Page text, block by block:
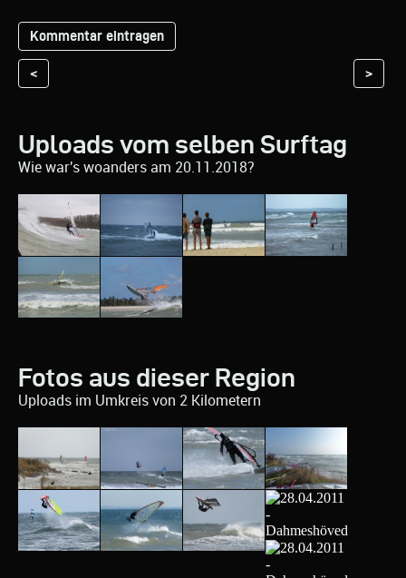
< >
Uploads vom selben Surftag
Wie war's woanders am 20.11.2018?
Fotos aus dieser Region
Uploads im Umkreis von 2 Kilometern